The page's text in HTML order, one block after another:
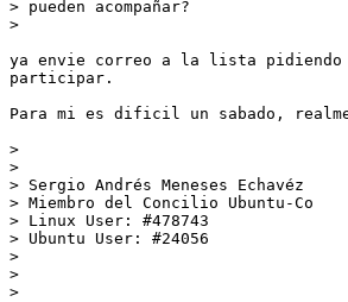
> pueden acompañar?
>
ya envie correo a la lista pidiendo
participar.
Para mi es dificil un sabado,
>
>
> Sergio Andrés Meneses Echavéz
> Miembro del Concilio Ubuntu-Co
> Linux User: #478743
> Ubuntu User: #24056
>
>
>